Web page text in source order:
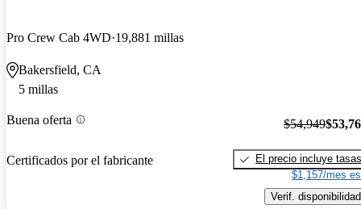
Pro Crew Cab 4WD 19,881 millas
Bakersfield, CA
5 millas
Buena oferta
Certificados por el fabricante
$54,949
El precio incluye tasas
$1,157/mes
Verif. disponibilidad